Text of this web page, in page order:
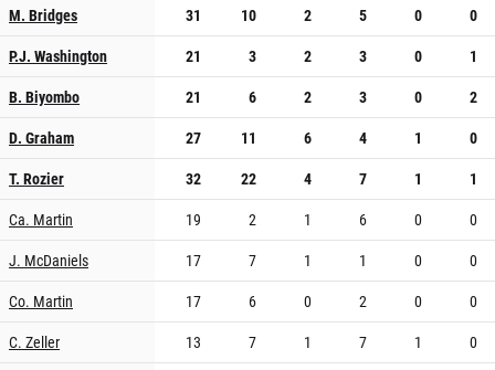
M. Bridges 31 10 2 5 0
0
P.J. Washington
21 3 2 3 0
1
B. Biyombo
21 6 2 3 0
2
D. Graham
27 11 6 4 1
0
T. Rozier
32 22 4 7 1
1
Ca. Martin
19 2 1 6 0
0
J. McDaniels
17 7 1 1 0
0
Co. Martin
17 6 0 2 0
0
C. Zeller
13 7 1 7 1
0